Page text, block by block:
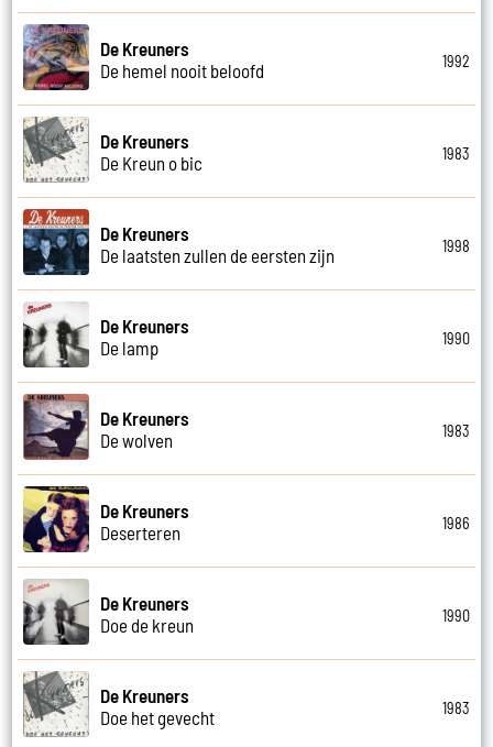
De Kreuners
De hemel nooit beloofd
1992
De Kreuners
De Kreun o bic
1983
De Kreuners
De laatsten zullen de eersten zijn
1998
De Kreuners
De lamp
1990
De Kreuners
De wolven
1983
De Kreuners
Deserteren
1986
De Kreuners
Doe de kreun
1990
De Kreuners
Doe het gevecht
1983